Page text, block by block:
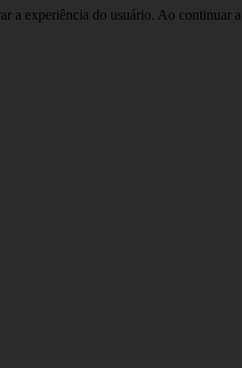
a experiência do usuário. Ao continuar